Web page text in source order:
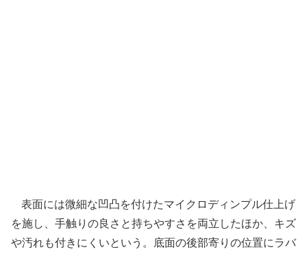
表面には微細な凹凸を付けたマイクロディンプル仕上げ
を施し、手触りの良さと持ちやすさを両立したほか、キズ
や汚れも付きにくいという。底面の後部寄りの位置にラバ